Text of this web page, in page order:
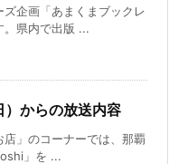
企画「あまくまブックレ
。県内で出版 ...
）からの放送内容
店」のコーナーでは、那覇
」を ...